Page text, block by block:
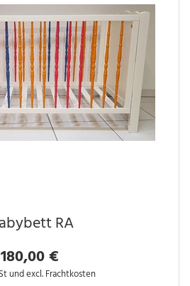
RA
180,00 €
und excl. Frachtkosten